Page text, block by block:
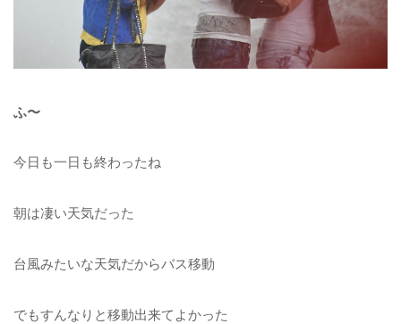
ふ〜
今日も一日も終わったね
朝は凄い天気だった
台風みたいな天気だからバス移動
でもすんなりと移動出来てよかった